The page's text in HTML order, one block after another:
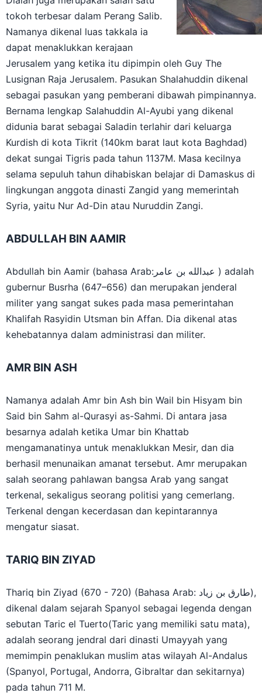
Dialah juga merupakan salah satu
tokoh terbesar dalam Perang Salib.
Namanya dikenal luas takkala ia
dapat menaklukkan kerajaan
Jerusalem yang ketika itu dipimpin oleh Guy The
Lusignan Raja Jerusalem. Pasukan Shalahuddin dikenal
sebagai pasukan yang pemberani dibawah pimpinannya.
Bernama lengkap Salahuddin Al-Ayubi yang dikenal
didunia barat sebagai Saladin terlahir dari keluarga
Kurdish di kota Tikrit (140km barat laut kota Baghdad)
dekat sungai Tigris pada tahun 1137M. Masa kecilnya
selama sepuluh tahun dihabiskan belajar di Damaskus di
lingkungan anggota dinasti Zangid yang memerintah
Syria, yaitu Nur Ad-Din atau Nuruddin Zangi.
ABDULLAH BIN AAMIR
Abdullah bin Aamir (bahasa Arab:عبدالله بن عامر ) adalah
gubernur Busrha (647–656) dan merupakan jenderal
militer yang sangat sukes pada masa pemerintahan
Khalifah Rasyidin Utsman bin Affan. Dia dikenal atas
kehebatannya dalam administrasi dan militer.
AMR BIN ASH
Namanya adalah Amr bin Ash bin Wail bin Hisyam bin
Said bin Sahm al-Qurasyi as-Sahmi. Di antara jasa
besarnya adalah ketika Umar bin Khattab
mengamanatinya untuk menaklukkan Mesir, dan dia
berhasil menunaikan amanat tersebut. Amr merupakan
salah seorang pahlawan bangsa Arab yang sangat
terkenal, sekaligus seorang politisi yang cemerlang.
Terkenal dengan kecerdasan dan kepintarannya
mengatur siasat.
TARIQ BIN ZIYAD
Thariq bin Ziyad (670 - 720) (Bahasa Arab: طارق بن زياد),
dikenal dalam sejarah Spanyol sebagai legenda dengan
sebutan Taric el Tuerto(Taric yang memiliki satu mata),
adalah seorang jendral dari dinasti Umayyah yang
memimpin penaklukan muslim atas wilayah Al-Andalus
(Spanyol, Portugal, Andorra, Gibraltar dan sekitarnya)
pada tahun 711 M.